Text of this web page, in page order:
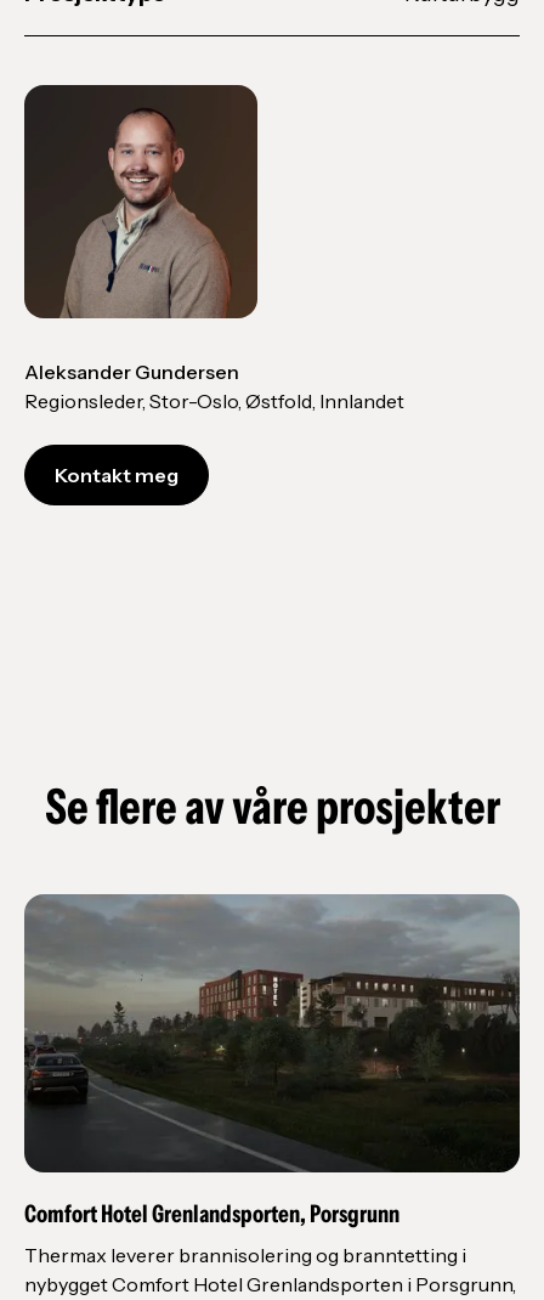
Aleksander Gundersen
Regionsleder, Stor-Oslo, Østfold, Innlandet
Kontakt meg
Se flere av våre prosjekter
Comfort Hotel Grenlandsporten, Porsgrunn
Thermax leverer brannisolering og branntetting i
nybygget Comfort Hotel Grenlandsporten i Porsgrunn,